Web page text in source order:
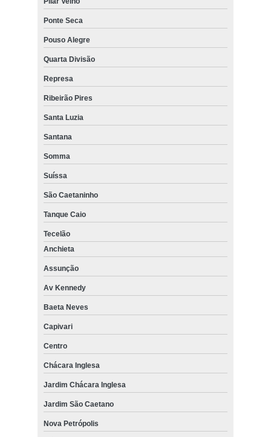
Ponte Seca
Pouso Alegre
Quarta Divisão
Represa
Ribeirão Pires
Santa Luzia
Santana
Somma
Suíssa
São Caetaninho
Tanque Caio
Tecelão
Anchieta
Assunção
Av Kennedy
Baeta Neves
Capivari
Centro
Chácara Inglesa
Jardim Chácara Inglesa
Jardim São Caetano
Nova Petrópolis